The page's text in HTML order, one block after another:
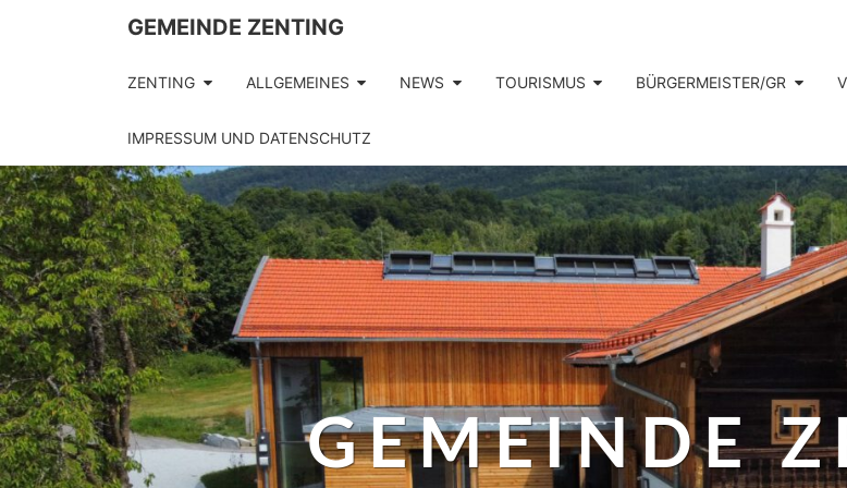
GEMEINDE ZENTING
ZENTING ALLGEMEINES NEWS TOURISMUS BÜRGERMEISTER/GR
IMPRESSUM UND DATENSCHUTZ
GEMEINDE